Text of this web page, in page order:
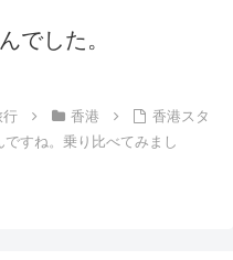
でした。
行 香港
香港スタ
すね。乗り比べてみまし